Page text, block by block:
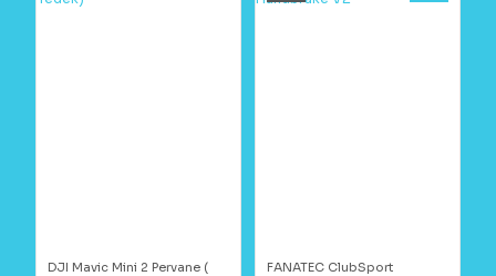
DJI Mavic Mini 2 Pervane (
FANATEC ClubSport